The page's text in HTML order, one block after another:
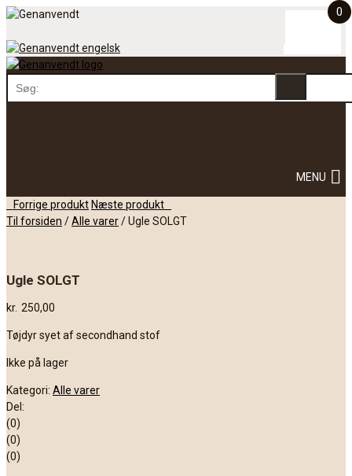
Skip
content
0
content
MENU
Post
navigation
Forrige produkt Næste produkt
Til forsiden /Alle varer/Ugle SOLGT
Ugle SOLGT
kr. 250,00
Tøjdyr syet af secondhand stof
Ikke på lager
Kategori: Alle varer
Del:
(0)
(0)
(0)